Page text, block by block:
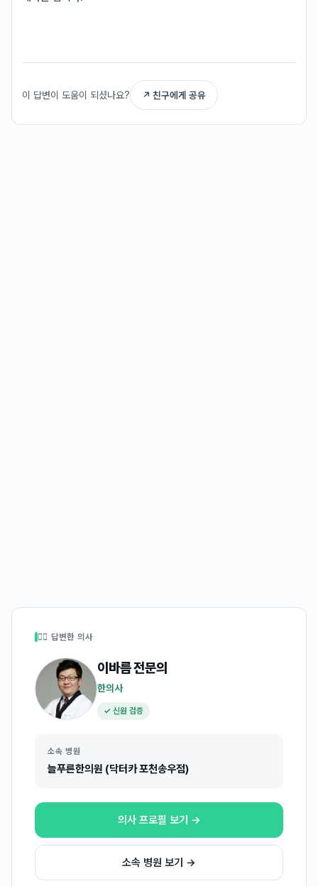
이 답변이 도움이 되셨나요? ↗ 친구에게 공유
👩‍⚕️ 답변한 의사
이바름전문의
한의사
✓ 신원 검증
소속 병원
늘푸른한의원 (닥터카 포천송우점)
의사 프로필 보기 →
소속 병원 보기 →